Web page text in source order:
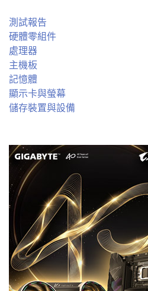
測試報告
硬體零組件
處理器
主機板
記憶體
顯示卡與螢幕
儲存裝置與設備